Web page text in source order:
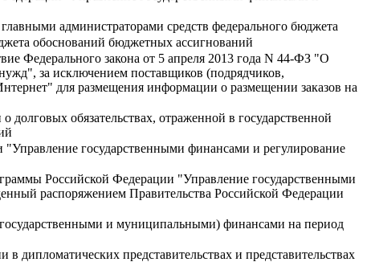
администраторами средств федерального бюджета
обоснований бюджетных ассигнований
Федерального закона от 5 апреля 2013 года N 44-ФЗ "О
за исключением поставщиков (подрядчиков,
для размещения информации о размещении заказов на
обязательствах, отраженной в государственной
государственными финансами и регулирование
Российской Федерации "Управление государственными
распоряжением Правительства Российской Федерации
и муниципальными) финансами на период
представительствах и представительствах